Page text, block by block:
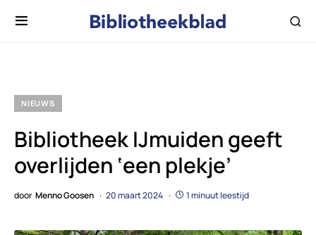
NIEUWS
Bibliotheek IJmuiden geeft
overlijden ‘een plekje’
door Menno Goosen 20 maart 2024 1 minuut leestijd